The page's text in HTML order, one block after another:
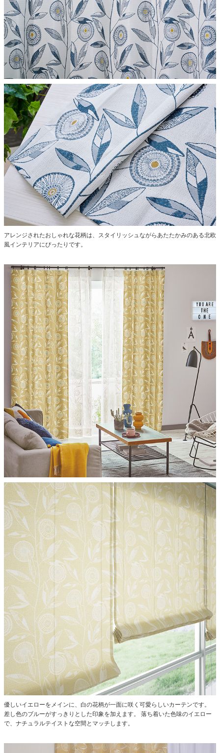
アレンジされたおしゃれな花柄は、スタイリッシュながらあたたかみのある北欧
風インテリアにぴったりです。
優しいイエローをメインに、白の花柄が一面に咲く可愛らしいカーテンです。
差し色のブルーがすっきりとした印象を加えます。
落ち着いた色味のイエロー
で、ナチュラルテイストな空間とマッチします。